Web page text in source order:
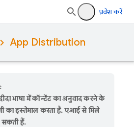
प्रवेश करें
App Distribution
भाषा में कॉन्टेंट का अनुवाद करने के
का इस्तेमाल करता है. एआई से मिले
सकती हैं.